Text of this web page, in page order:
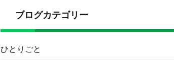
ブログカテゴリー
ひとりごと